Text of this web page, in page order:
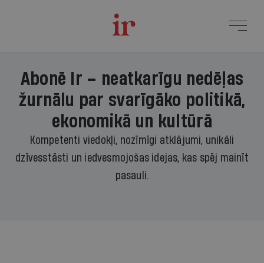
Abonē Ir – neatkarīgu nedēļas
žurnālu par svarīgāko politikā,
ekonomikā un kultūrā
Kompetenti viedokļi, nozīmīgi atklājumi, unikāli
dzīvesstāsti un iedvesmojošas idejas, kas spēj mainīt
pasauli.